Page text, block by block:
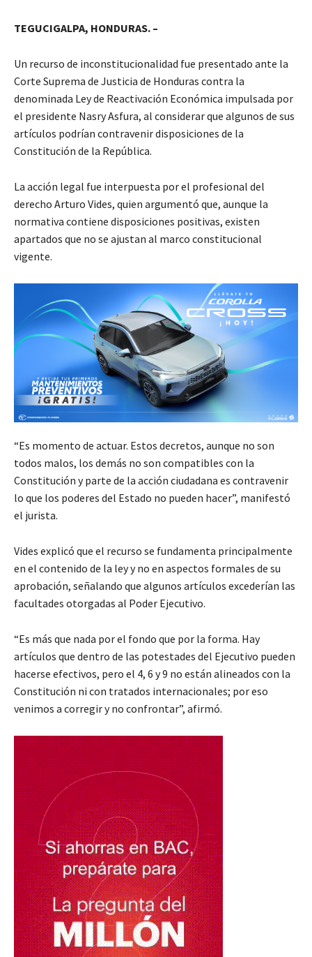
TEGUCIGALPA, HONDURAS. –
Un recurso de inconstitucionalidad fue presentado ante la
Corte Suprema de Justicia de Honduras contra la
denominada Ley de Reactivación Económica impulsada por
el presidente Nasry Asfura, al considerar que algunos de sus
artículos podrían contravenir disposiciones de la
Constitución de la República.
La acción legal fue interpuesta por el profesional del
derecho Arturo Vides, quien argumentó que, aunque la
normativa contiene disposiciones positivas, existen
apartados que no se ajustan al marco constitucional
vigente.
“Es momento de actuar. Estos decretos, aunque no son
todos malos, los demás no son compatibles con la
Constitución y parte de la acción ciudadana es contravenir
lo que los poderes del Estado no pueden hacer”, manifestó
el jurista.
Vides explicó que el recurso se fundamenta principalmente
en el contenido de la ley y no en aspectos formales de su
aprobación, señalando que algunos artículos excederían las
facultades otorgadas al Poder Ejecutivo.
“Es más que nada por el fondo que por la forma. Hay
artículos que dentro de las potestades del Ejecutivo pueden
hacerse efectivos, pero el 4, 6 y 9 no están alineados con la
Constitución ni con tratados internacionales; por eso
venimos a corregir y no confrontar”, afirmó.